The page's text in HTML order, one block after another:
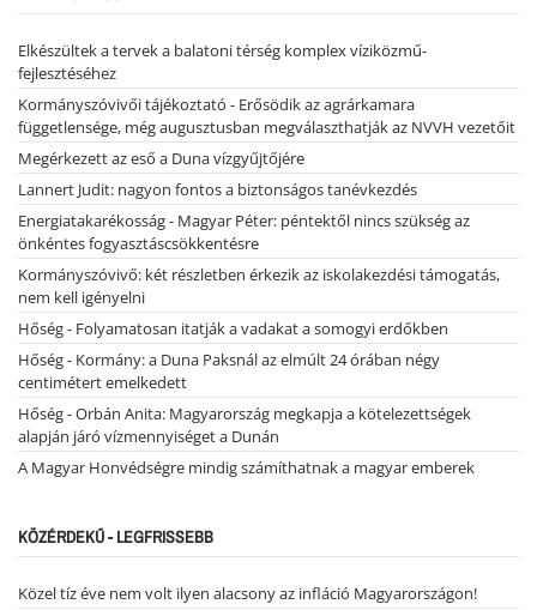
Elkészültek a tervek a balatoni térség komplex víziközmű-
fejlesztéséhez
Kormányszóvivői tájékoztató - Erősödik az agrárkamara
függetlensége, még augusztusban megválaszthatják az NVVH vezetőit
Megérkezett az eső a Duna vízgyűjtőjére
Lannert Judit: nagyon fontos a biztonságos tanévkezdés
Energiatakarékosság - Magyar Péter: péntektől nincs szükség az
önkéntes fogyasztáscsökkentésre
Kormányszóvivő: két részletben érkezik az iskolakezdési támogatás,
nem kell igényelni
Hőség - Folyamatosan itatják a vadakat a somogyi erdőkben
Hőség - Kormány: a Duna Paksnál az elmúlt 24 órában négy
centimétert emelkedett
Hőség - Orbán Anita: Magyarország megkapja a kötelezettségek
alapján járó vízmennyiséget a Dunán
A Magyar Honvédségre mindig számíthatnak a magyar emberek
KÖZÉRDEKŰ - LEGFRISSEBB
Közel tíz éve nem volt ilyen alacsony az infláció Magyarországon!